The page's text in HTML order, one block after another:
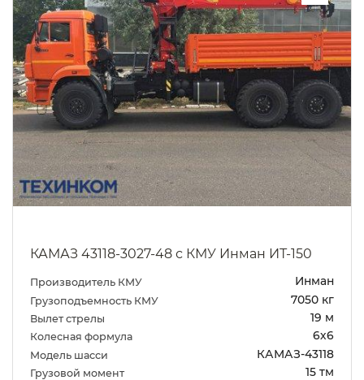
КАМАЗ 43118-3027-48 с КМУ Инман ИТ-150
Производитель КМУ Инман
Грузоподъемность КМУ 7050 кг
Вылет стрелы 19 м
Колесная формула 6х6
Модель шасси КАМАЗ-43118
Грузовой момент 15 тм